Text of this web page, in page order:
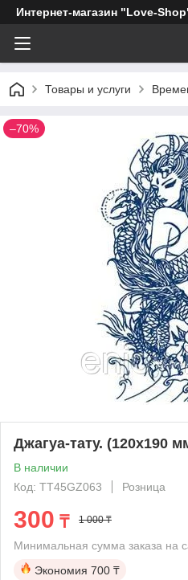
Интернет-магазин "Love-
Товары и услуги
–70%
Джагуа-тату. (120х190
В наличии
Код: TT45GZ063
Розница
300 ₸ 1 000 ₸
Минимальная сумма заказа на
Экономия 700 ₸